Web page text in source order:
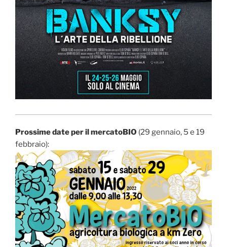
Prossime date per il mercatoBIO (29 gennaio, 5 e 19
febbraio):